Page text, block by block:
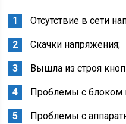
Отсутствие в сети
Скачки напряжения;
Вышла из строя
Проблемы с блоком
Проблемы с